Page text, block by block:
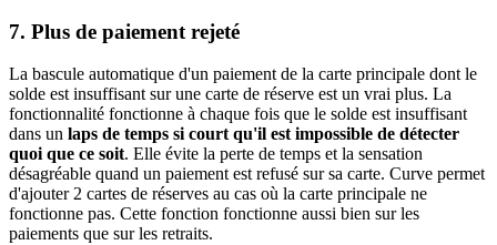
7. Plus de paiement rejeté
La bascule automatique d'un paiement de la carte principale dont le
solde est insuffisant sur une carte de réserve est un vrai plus. La
fonctionnalité fonctionne à chaque fois que le solde est insuffisant
dans un laps de temps si court qu'il est impossible de détecter
quoi que ce soit. Elle évite la perte de temps et la sensation
désagréable quand un paiement est refusé sur sa carte. Curve permet
d'ajouter 2 cartes de réserves au cas où la carte principale ne
fonctionne pas. Cette fonction fonctionne aussi bien sur les
paiements que sur les retraits.